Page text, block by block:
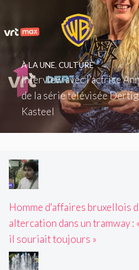
Interview avec l’actrice
de la série télévisée
Kasteel
À LA UNE, CULTURE
Homme d'affaires bruxellois
altercation dans un tramway :
il souriait toujours »